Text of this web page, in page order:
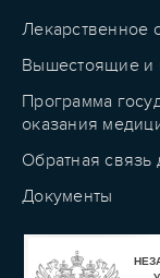
Лекарственное
Вышестоящие и
Программа
оказания
Обратная
Документы